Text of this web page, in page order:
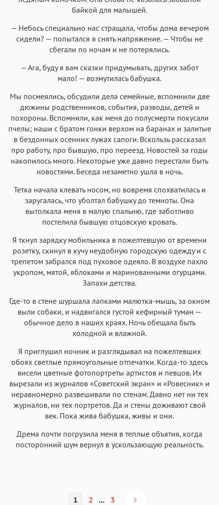
байкой для малышей.
— Небось специально нас стращала, чтобы дома вечером
сидели? — попытался я снять напряжение. — Чтобы не
сбегали по ночам и не потерялись.
— Ага, буду я вам сказки придумывать, других забот
мало! — возмутилась бабушка.
Мы посмеялись, обсудили дела семейные, вспомнили две
дюжины родственников, события, разводы, детей и
похороны. Вспомнили, как меня до полусмерти покусали
пчелы; наши с братом гонки верхом на баранах и залитые
в бездонных осенних лужах сапоги. Вскользь рассказал
про работу, про бывшую, про переезд. Новостей за годы
накопилось много. Некоторые уже давно перестали быть
новостями. Беседа незаметно ушла в ночь.
Тетка начала клевать носом, но вовремя спохватилась и
заругалась, что уболтал бабушку до темноты. Она
вытолкала меня в малую спальню, где заботливо
постелила бывшую отцовскую кровать.
Я ткнул зарядку мобильника в пожелтевшую от времени
розетку, скинул в кучу неудобную городскую одежду и с
трепетом забрался под пуховое одеяло. В воздухе пахло
укропом, мятой, яблоками и маринованными огурцами.
Запахи детства.
Где-то в стене шуршала лапками малютка-мышь, за окном
выли собаки, и надвигался густой кефирный туман —
обычное дело в наших краях. Ночь обещала быть
холодной и влажной.
Я приглушил ночник и разглядывал на пожелтевших
обоях светлые прямоугольные отпечатки. Когда-то здесь
висели цветные фотопортреты артистов и певцов. Их
вырезали из журналов «Советский экран» и «Ровесник» и
неравномерно развешивали по стенам. Давно нет ни тех
журналов, ни тех портретов. Да и стены доживают свой
век. Пока жива бабушка, живы и они.
Дрема почти погрузила меня в теплые объятия, когда
посторонний шум вернул в ускользающую реальность.
1 2 ... 3